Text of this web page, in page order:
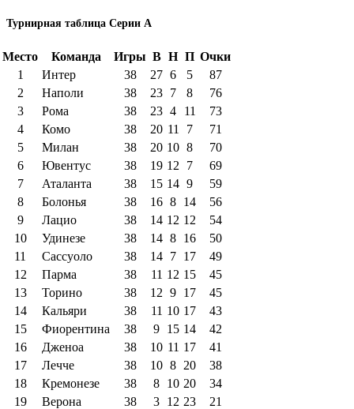
Турнирная таблица Серии А
Место Команда Игры В Н П Очки
1
Интер 38 27 6 5
87
2
Наполи 38 23 7 8
76
3
Рома 38 23 4 11
73
4
Комо 38 20 11 7
71
5
Милан 38 20 10 8
70
6
Ювентус 38 19 12 7
69
7
Аталанта 38 15 14 9
59
8
Болонья 38 16 8 14
56
9
Лацио 38 14 12 12
54
10
Удинезе 38 14 8 16
50
11
Сассуоло 38 14 7 17
49
12
Парма 38 11 12 15
45
13
Торино 38 12 9 17
45
14
Кальяри 38 11 10 17
43
15
Фиорентина 38 9 15 14
42
16
Дженоа 38 10 11 17
41
17
Лечче 38 10 8 20
38
18
Кремонезе 38 8 10 20
34
19
Верона 38 3 12 23
21